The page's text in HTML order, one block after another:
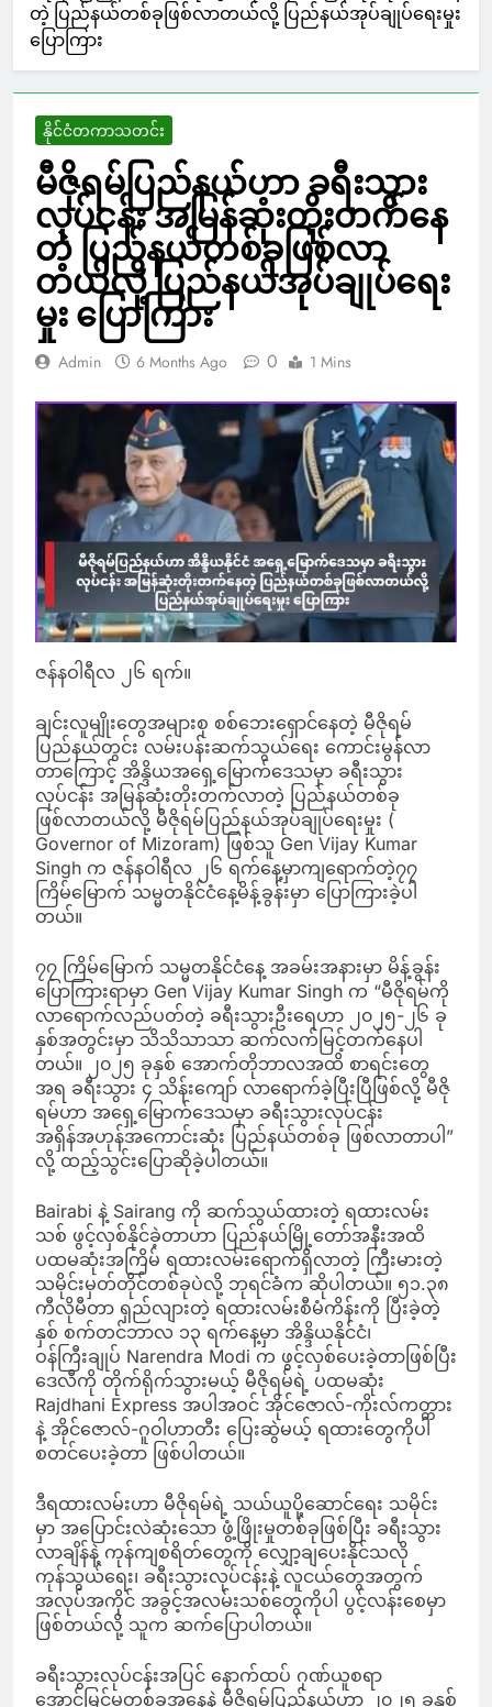
တဲ့ ပြည်နယ်တစ်ခုဖြစ်လာတယ်လို့ ပြည်နယ်အုပ်ချုပ်ရေးမှုး
ပြောကြား
နိုင်ငံတကာသတင်း
မီဇိုရမ်ပြည်နယ်ဟာ ခရီးသွား
လုပ်ငန်း အမြန်ဆုံးတိုးတက်နေ
တဲ့ ပြည်နယ်တစ်ခုဖြစ်လာ
တယ်လို့ ပြည်နယ်အုပ်ချုပ်ရေး
မှုး ပြောကြား
Admin 6 Months Ago 0 1 Mins
ဇန်နဝါရီလ ၂၆ ရက်။
ချင်းလူမျိုးတွေအများစု စစ်ဘေးရှောင်နေတဲ့ မီဇိုရမ်
ပြည်နယ်တွင်း လမ်းပန်းဆက်သွယ်ရေး ကောင်းမွန်လာ
တာကြောင့် အိန္ဒိယအရှေ့မြောက်ဒေသမှာ ခရီးသွား
လုပ်ငန်း အမြန်ဆုံးတိုးတက်လာတဲ့ ပြည်နယ်တစ်ခု
ဖြစ်လာတယ်လို့ မီဇိုရမ်ပြည်နယ်အုပ်ချုပ်ရေးမှုး (
Governor of Mizoram) ဖြစ်သူ Gen Vijay Kumar
Singh က ဇန်နဝါရီလ ၂၆ ရက်နေ့မှာကျရောက်တဲ့၇၇
ကြိမ်မြောက် သမ္မတနိုင်ငံနေ့မိန့်ခွန်းမှာ ပြောကြားခဲ့ပါ
တယ်။
၇၇ ကြိမ်မြောက် သမ္မတနိုင်ငံနေ့ အခမ်းအနားမှာ မိန့်ခွန်း
ပြောကြားရာမှာ Gen Vijay Kumar Singh က “မီဇိုရမ်ကို
လာရောက်လည်ပတ်တဲ့ ခရီးသွားဦးရေဟာ ၂၀၂၅-၂၆ ခု
နှစ်အတွင်းမှာ သိသိသာသာ ဆက်လက်မြင့်တက်နေပါ
တယ်။ ၂၀၂၅ ခုနှစ် အောက်တိုဘာလအထိ စာရင်းတွေ
အရ ခရီးသွား ၄ သိန်းကျော် လာရောက်ခဲ့ပြီးပြီဖြစ်လို့ မီဇို
ရမ်ဟာ အရှေ့မြောက်ဒေသမှာ ခရီးသွားလုပ်ငန်း
အရှိန်အဟုန်အကောင်းဆုံး ပြည်နယ်တစ်ခု ဖြစ်လာတာပါ”
လို့ ထည့်သွင်းပြောဆိုခဲ့ပါတယ်။
Bairabi နဲ့ Sairang ကို ဆက်သွယ်ထားတဲ့ ရထားလမ်း
သစ် ဖွင့်လှစ်နိုင်ခဲ့တာဟာ ပြည်နယ်မြို့တော်အနီးအထိ
ပထမဆုံးအကြိမ် ရထားလမ်းရောက်ရှိလာတဲ့ ကြီးမားတဲ့
သမိုင်းမှတ်တိုင်တစ်ခုပဲလို့ ဘုရင်ခံက ဆိုပါတယ်။ ၅၁.၃၈
ကီလိုမီတာ ရှည်လျားတဲ့ ရထားလမ်းစီမံကိန်းကို ပြီးခဲ့တဲ့
နှစ် စက်တင်ဘာလ ၁၃ ရက်နေ့မှာ အိန္ဒိယနိုင်ငံ၊
ဝန်ကြီးချုပ် Narendra Modi က ဖွင့်လှစ်ပေးခဲ့တာဖြစ်ပြီး
ဒေလီကို တိုက်ရိုက်သွားမယ့် မီဇိုရမ်ရဲ့ ပထမဆုံး
Rajdhani Express အပါအဝင် အိုင်ဇောလ်-ကိုးလ်ကတ္တား
နဲ့ အိုင်ဇောလ်-ဂူဝါဟာတီး ပြေးဆွဲမယ့် ရထားတွေကိုပါ
စတင်ပေးခဲ့တာ ဖြစ်ပါတယ်။
ဒီရထားလမ်းဟာ မီဇိုရမ်ရဲ့ သယ်ယူပို့ဆောင်ရေး သမိုင်း
မှာ အပြောင်းလဲဆုံးသော ဖွံ့ဖြိုးမှုတစ်ခုဖြစ်ပြီး ခရီးသွား
လာချိန်နဲ့ ကုန်ကျစရိတ်တွေကို လျှော့ချပေးနိုင်သလို
ကုန်သွယ်ရေး၊ ခရီးသွားလုပ်ငန်းနဲ့ လူငယ်တွေအတွက်
အလုပ်အကိုင် အခွင့်အလမ်းသစ်တွေကိုပါ ပွင့်လန်းစေမှာ
ဖြစ်တယ်လို့ သူက ဆက်ပြောပါတယ်။
ခရီးသွားလုပ်ငန်းအပြင် နောက်ထပ် ဂုဏ်ယူစရာ
အောင်မြင်မှုတစ်ခုအနေနဲ့ မီဇိုရမ်ပြည်နယ်ဟာ ၂၀၂၅ ခုနှစ်